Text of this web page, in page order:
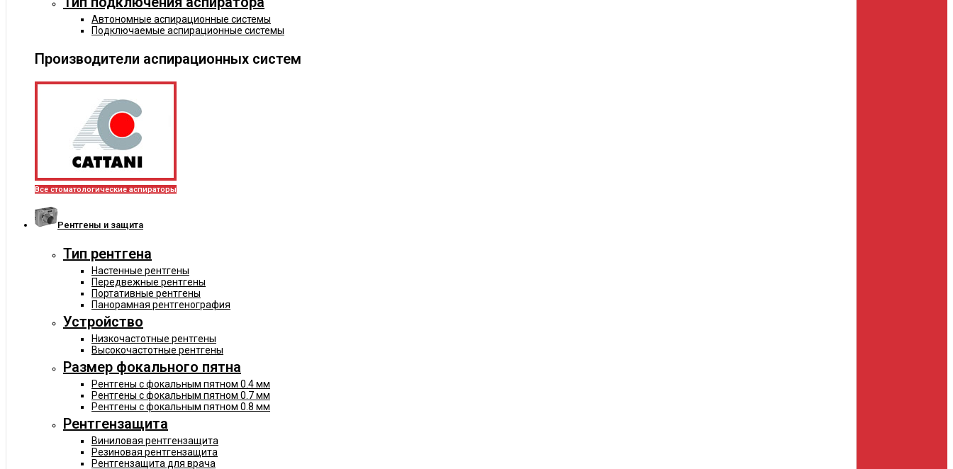
Автономные аспирационные системы
Подключаемые аспирационные системы
Производители аспирационных систем
Все стоматологические аспираторы
Рентгены и защита
Тип рентгена
Настенные рентгены
Передвежные рентгены
Портативные рентгены
Панорамная рентгенография
Устройство
Низкочастотные рентгены
Высокочастотные рентгены
Размер фокального пятна
Рентгены с фокальным пятном 0.4 мм
Рентгены с фокальным пятном 0.7 мм
Рентгены с фокальным пятном 0.8 мм
Рентгензащита
Виниловая рентгензащита
Резиновая рентгензащита
Рентгензащита для врача